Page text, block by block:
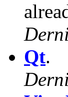
Qt.